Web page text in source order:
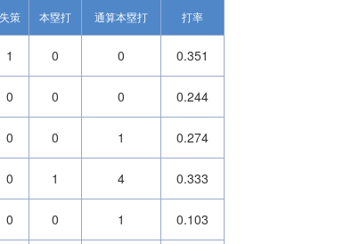
失策 本塁打 通算本塁打 打率
1 0 0 0.351
0 0 0 0.244
0 0 1 0.274
0 1 4 0.333
0 0 1 0.103